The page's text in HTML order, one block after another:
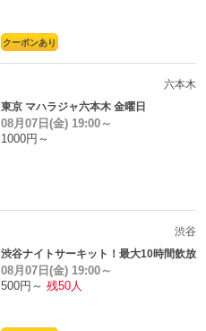
クーポンあり
六本木
東京 マハラジャ六本木 金曜日
08月07日(金) 19:00～
1000円～
渋谷
渋谷ナイトサーキット！最大10時間飲放
題
08月07日(金) 19:00～
500円～ 残50人